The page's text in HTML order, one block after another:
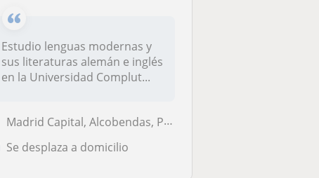
Estudio lenguas modernas y
sus literaturas alemán e inglés
en la Universidad Complut...
Madrid Capital, Alcobendas, Pozuelo de Alarcón
Se desplaza a domicilio